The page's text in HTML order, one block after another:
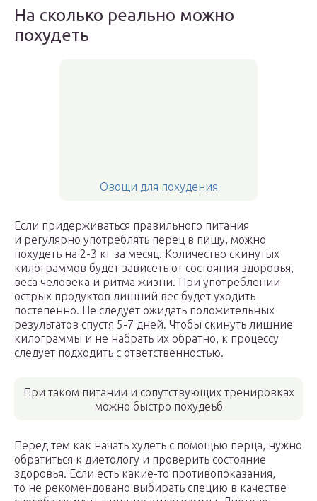
На сколько реально можно
похудеть
Овощи для похудения
Если придерживаться правильного питания
и регулярно употреблять перец в пищу, можно
похудеть на 2-3 кг за месяц. Количество скинутых
килограммов будет зависеть от состояния здоровья,
веса человека и ритма жизни. При употреблении
острых продуктов лишний вес будет уходить
постепенно. Не следует ожидать положительных
результатов спустя 5-7 дней. Чтобы скинуть лишние
килограммы и не набрать их обратно, к процессу
следует подходить с ответственностью.
При таком питании и сопутствующих тренировках
можно быстро похудеьб
Перед тем как начать худеть с помощью перца, нужно
обратиться к диетологу и проверить состояние
здоровья. Если есть какие-то противопоказания,
то не рекомендовано выбирать специю в качестве